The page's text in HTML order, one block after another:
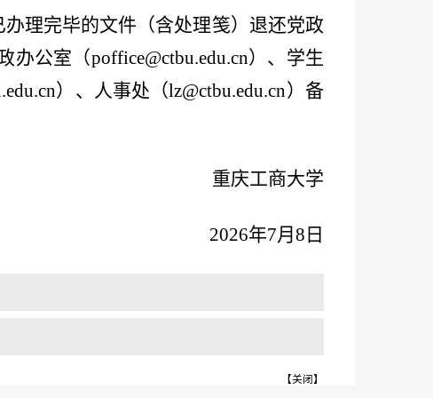
理完毕的文件（含处理笺）退还党政
公室（poffice@ctbu.edu.cn）、学生
）、人事处（lz@ctbu.edu.cn）备
重庆工商大学
2026年7月8日
【关闭】